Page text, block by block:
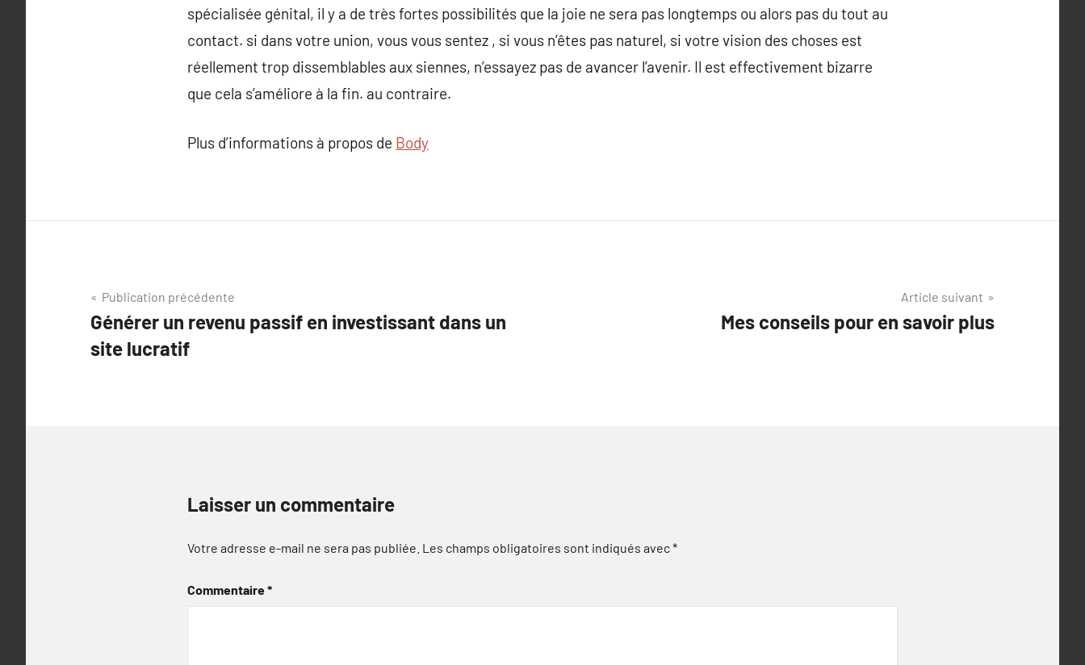
spécialisée génital, il y a de très fortes possibilités que la joie ne sera pas longtemps ou alors pas du tout au
contact. si dans votre union, vous vous sentez , si vous n’êtes pas naturel, si votre vision des choses est
réellement trop dissemblables aux siennes, n’essayez pas de avancer l’avenir. Il est effectivement bizarre
que cela s’améliore à la fin. au contraire.
Plus d’informations à propos de Body
Navigation
de
l’article
Publication précédente
Générer un revenu passif en investissant dans un
site lucratif
Article suivant
Mes conseils pour en savoir plus
Laisser un commentaire
Votre adresse e-mail ne sera pas publiée. Les champs obligatoires sont indiqués avec*
Commentaire*